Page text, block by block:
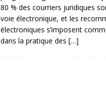
80 % des courriers juridiques
voie électronique, et les
électroniques s’imposent
dans la pratique des […]